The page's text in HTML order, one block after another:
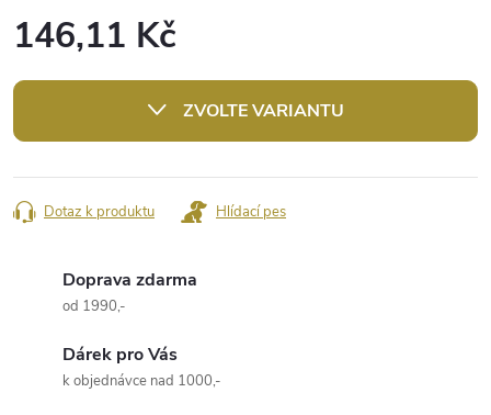
146,11 Kč
cena:
ZVOLTE VARIANTU
Dotaz k produktu Hlídací pes
Doprava zdarma
od 1990,-
Dárek pro Vás
k objednávce nad 1000,-